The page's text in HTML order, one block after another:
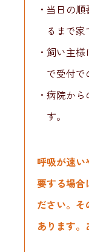
当日の順
るまで家
飼い主様
で受付で
病院から
す。
呼吸が速
要する場合
ださい。
あります。